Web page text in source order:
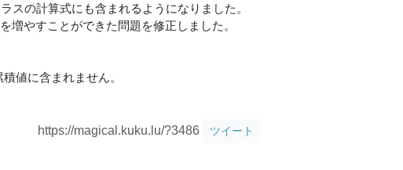
スの計算式にも含まれるようになりました。
増やすことができた問題を修正しました。
値に含まれません。
https://magical.kuku.lu/?3486 ツイート